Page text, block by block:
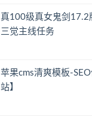
真100级真女鬼剑17.2
三觉主线任务
苹果cms清爽模板-
站】